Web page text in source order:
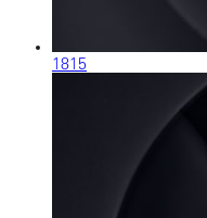
1815